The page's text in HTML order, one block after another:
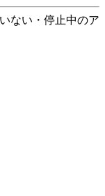
ない・停止中のア